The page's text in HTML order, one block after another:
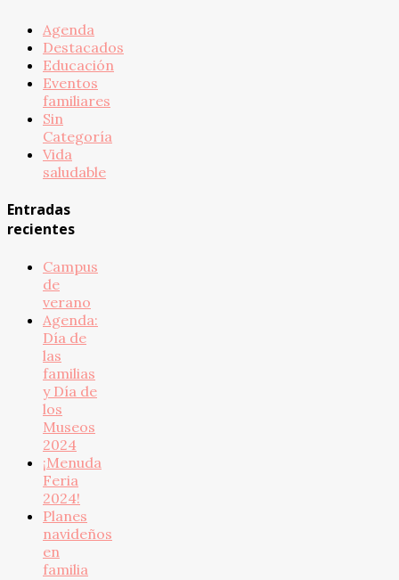
Agenda
Destacados
Educación
Eventos
familiares
Sin
Categoría
Vida
saludable
Entradas
recientes
Campus
de
verano
Agenda:
Día de
las
familias
y Día de
los
Museos
2024
¡Menuda
Feria
2024!
Planes
navideños
en
familia